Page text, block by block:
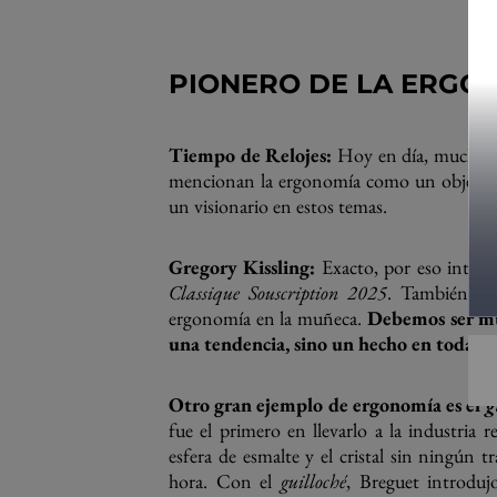
PIONERO DE LA
Tiempo de Relojes: Hoy en día, muchas
mencionan la ergonomía como un
un visionario en estos temas.
Gregory Kissling: Exacto, por eso
Classique Souscription 2025. También
ergonomía en la muñeca. Debemos ser
una tendencia, sino un hecho en toda
Otro gran ejemplo de ergonomía es el
fue el primero en llevarlo a la industria
esfera de esmalte y el cristal sin ningún
hora. Con el guilloché, Breguet